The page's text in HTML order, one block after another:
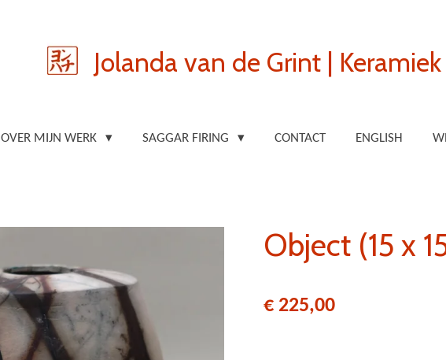
Jolanda van de Grint | Keramiek
OVER MIJN WERK SAGGAR FIRING CONTACT ENGLISH
Object (15 x
€ 225,00